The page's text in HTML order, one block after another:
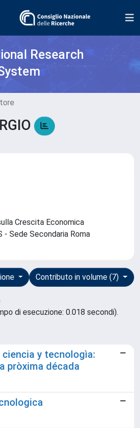
Research
Crescita Economica
- Sede Secondaria Roma
Contributo in volume (7)
di esecuzione: 0.018 secondi).
ciencia y tecnologìa:
pròxima década